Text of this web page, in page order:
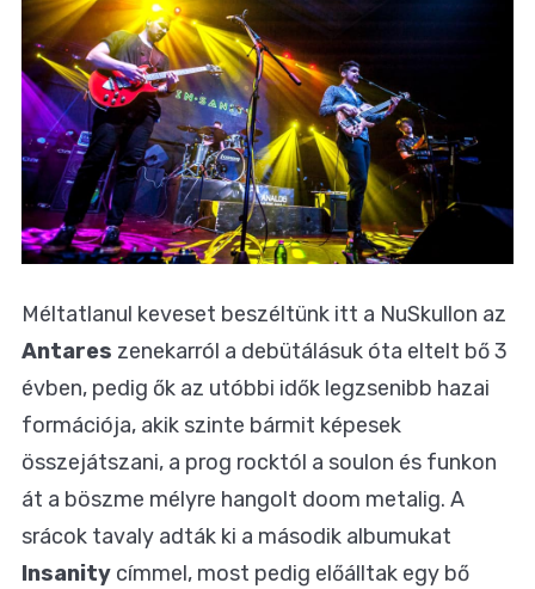
Méltatlanul keveset beszéltünk itt a NuSkullon az
Antares zenekarról a debütálásuk óta eltelt bő 3
évben, pedig ők az utóbbi idők legzsenibb hazai
formációja, akik szinte bármit képesek
összejátszani, a prog rocktól a soulon és funkon
át a böszme mélyre hangolt doom metalig. A
srácok tavaly adták ki a második albumukat
Insanity címmel, most pedig előálltak egy bő